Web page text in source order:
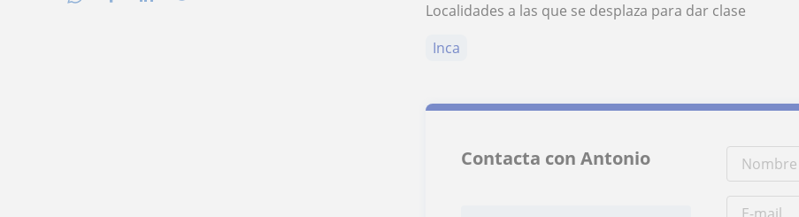
Localidades a las que se desplaza para dar clase
Inca
Contacta con Antonio